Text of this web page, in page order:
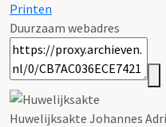
Printen
Duurzaam webadres
Huwelijksakte Johannes